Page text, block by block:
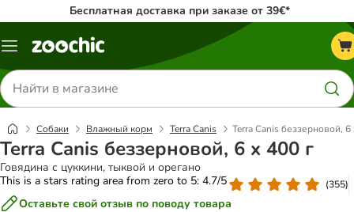
Бесплатная доставка при заказе от 39€*
Каталог
Поиск
товаров
Собаки Влажный корм Terra Canis Terra Canis беззерновой, 6
Terra Canis беззерновой, 6 x 400 г
Говядина с цуккини, тыквой и орегано
This is a stars rating area from zero to 5: 4.7/5
(355)
Оставьте свой отзыв по поводу товара